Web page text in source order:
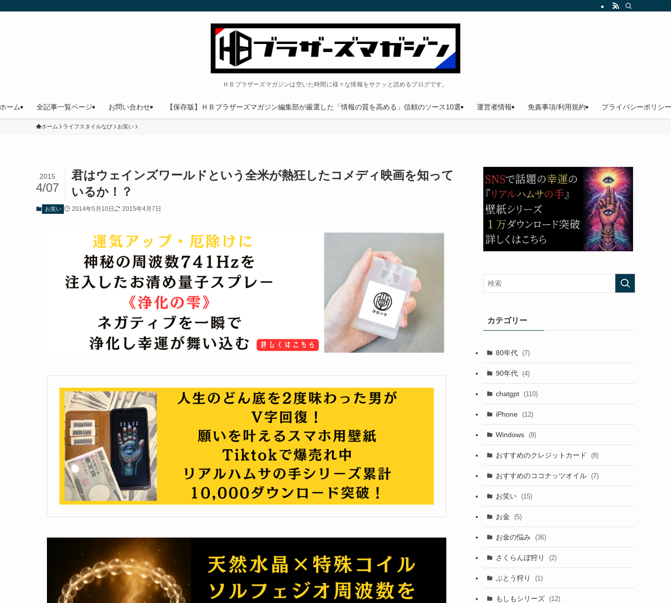
ＨＢブラザーズマガジンは空いた時間に様々な情報をサクッと読めるブログです。
ホーム 全記事一覧ページ お問い合わせ 【保存版】ＨＢブラザーズマガジン編集部が厳選した「情報の質を高める」信頼のソース10選 運営者情報 免責事項/利用規約 プライバシーポリシー
ホーム ライフスタイルなび お笑い
君はウェインズワールドという全米が熱狂したコメディ映画を知って
いるか！？
2015
4/07
お笑い 2014年5月10日 2015年4月7日
カテゴリー
80年代 (7)
90年代 (4)
chatgpt (110)
iPhone (12)
Windows (8)
おすすめのクレジットカード (8)
おすすめのココナッツオイル (7)
お笑い (15)
お金 (5)
お金の悩み (36)
さくらんぼ狩り (2)
ぶとう狩り (1)
もしもシリーズ (12)